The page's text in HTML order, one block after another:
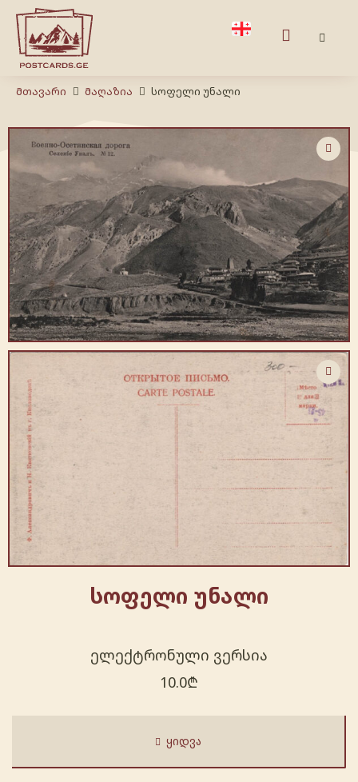
Მთავარი Მაღაზია სოფელი უნალი
სოფელი უნალი
ელექტრონული ვერსია
10.0₾
ᲧᲘᲓᲕᲐ